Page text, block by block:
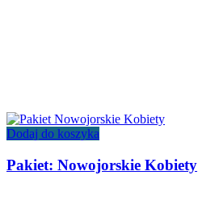
Dodaj do koszyka
Pakiet: Nowojorskie Kobiety